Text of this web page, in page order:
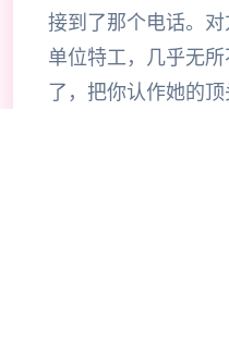
接到了那个电话。
单位特工，几乎无
了，把你认作她的